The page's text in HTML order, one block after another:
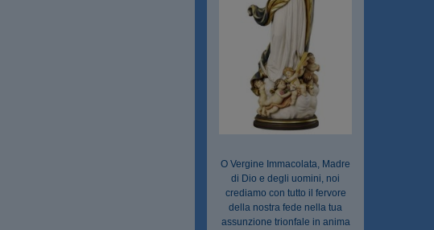
O Vergine Immacolata, Madre
di Dio e degli uomini, noi
crediamo con tutto il fervore
della nostra fede nella tua
assunzione trionfale in anima